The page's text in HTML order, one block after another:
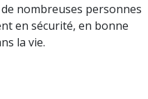
nombreuses personnes
en sécurité, en bonne
la vie.